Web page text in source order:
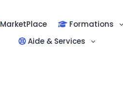
MarketPlace
Formations
Aide & Services